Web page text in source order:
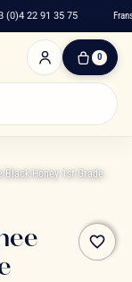
22 91 35 75 Frans
0
0
Black Honey 1st Grade
favorite_border